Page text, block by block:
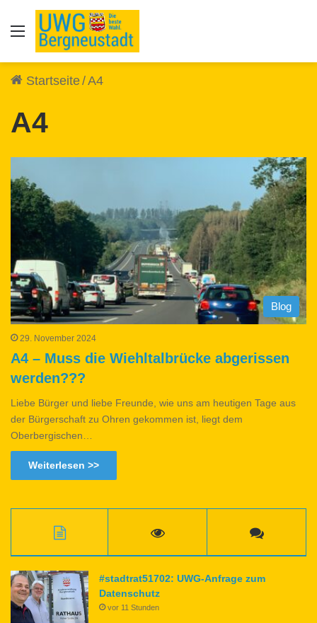
Auswahl
Startseite/A4
A4
Blog
29. November 2024
A4 – Muss die Wiehltalbrücke abgerissen
werden???
Liebe Bürger und liebe Freunde, wie uns am heutigen Tage aus
der Bürgerschaft zu Ohren gekommen ist, liegt dem
Oberbergischen…
Weiterlesen >>
#stadtrat51702: UWG-Anfrage zum
Datenschutz
vor 11 Stunden